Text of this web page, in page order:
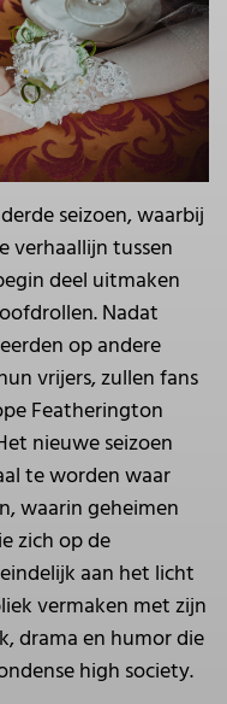
seizoen, waarbij
verhaallijn tussen
deel uitmaken
Nadat
op andere
vrijers, zullen fans
Featherington
nieuwe seizoen
te worden waar
waarin geheimen
zich op de
aan het licht
vermaken met zijn
drama en humor die
high society.